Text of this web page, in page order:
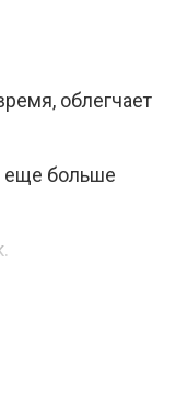
облегчает
еще больше